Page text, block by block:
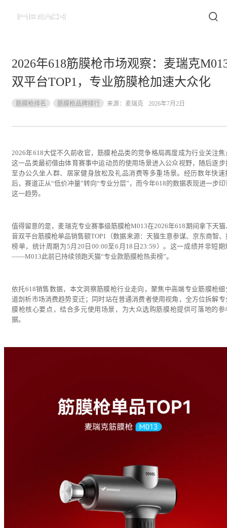
2026年618筋膜枪市场观察：麦瑞克
双平台TOP1，专业筋膜枪加速大众化
筋膜枪排名 筋膜枪品牌排行 来源： 麦瑞克 2026年7月2日
2026年618大促不久前收官，筋膜枪品类的竞争格局再度成为行业关注焦
这一品类最初借由体育赛事中运动员的使用场景进入公众视野，随后逐步
至办公久坐人群、居家健身放松及礼品消费等多重场景。经历数年快速
后，赛道正从“低价冲量”转向“专业分层”，而今年618的数据表现进一步
这一趋势。
值得留意的是，麦瑞克专业赛事级筋膜枪M013在2026年618期间拿下天猫
音双平台筋膜枪单品销售额TOP1（数据来源：天猫生意参谋、京东商智、
榜单，统计周期为5月20日00:00至6月18日23:59）。这一成绩并非短期
——M013此前已持续领跑天猫“专业款筋膜枪热卖榜”。
依托618销售数据，本文洞察筋膜枪行业走向，聚焦中高端专业筋膜枪细
道剖析市场消费趋势变迁；同时站在普通消费者使用视角，全方位拆解专
膜枪核心要点，结合多元使用场景，为大众选购筋膜枪提供可落地的参
据。